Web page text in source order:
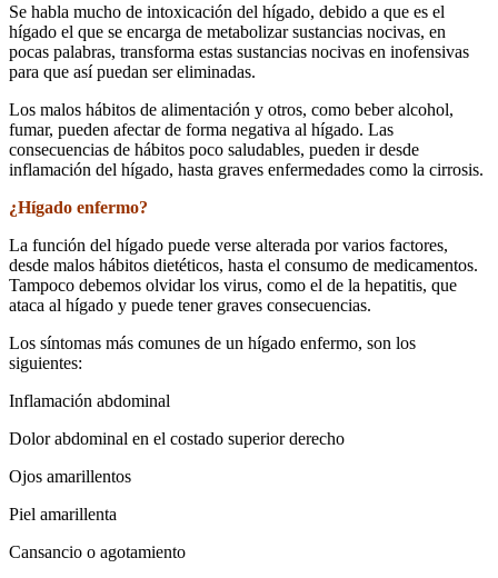
Se habla mucho de intoxicación del hígado, debido a que es el
hígado el que se encarga de metabolizar sustancias nocivas, en
pocas palabras, transforma estas sustancias nocivas en inofensivas
para que así puedan ser eliminadas.
Los malos hábitos de alimentación y otros, como beber alcohol,
fumar, pueden afectar de forma negativa al hígado. Las
consecuencias de hábitos poco saludables, pueden ir desde
inflamación del hígado, hasta graves enfermedades como la cirrosis.
¿Hígado enfermo?
La función del hígado puede verse alterada por varios factores,
desde malos hábitos dietéticos, hasta el consumo de medicamentos.
Tampoco debemos olvidar los virus, como el de la hepatitis, que
ataca al hígado y puede tener graves consecuencias.
Los síntomas más comunes de un hígado enfermo, son los
siguientes:
Inflamación abdominal
Dolor abdominal en el costado superior derecho
Ojos amarillentos
Piel amarillenta
Cansancio o agotamiento